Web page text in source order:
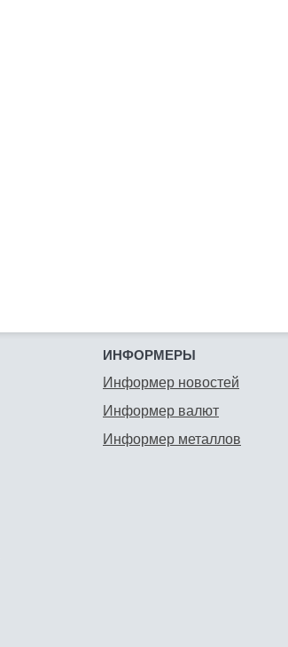
ИНФОРМЕРЫ
Информер новостей
Информер валют
Информер металлов